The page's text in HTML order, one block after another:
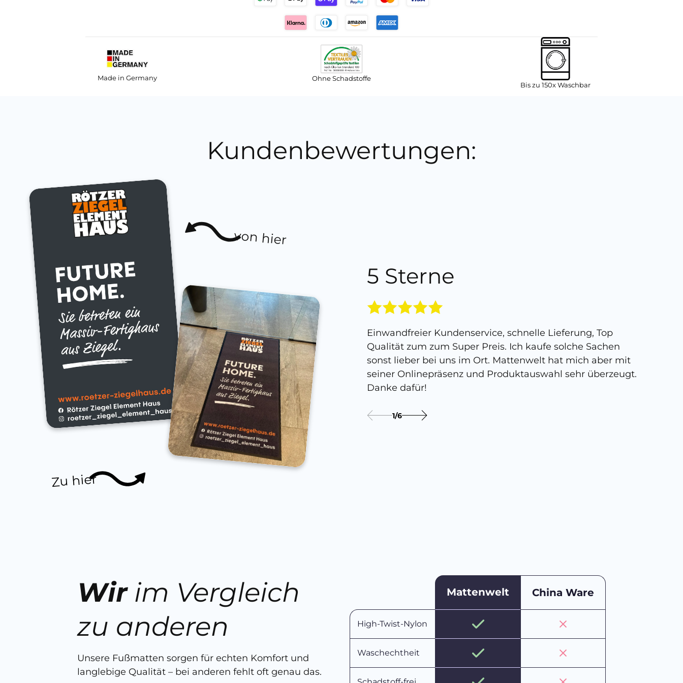
Made in Germany
Ohne Schadstoffe
Bis zu 150x Waschbar
Kundenbewertungen:
Zu hier
von hier
5 Sterne
Einwandfreier Kundenservice, schnelle Lieferung, Top
Qualität zum zum Super Preis. Ich kaufe solche Sachen
sonst lieber bei uns im Ort. Mattenwelt hat mich aber mit
seiner Onlinepräsenz und Produktauswahl sehr überzeugt.
Danke dafür!
1/6
Wirim Vergleich
zu anderen
Unsere Fußmatten sorgen für echten Komfort und
langlebige Qualität – bei anderen fehlt oft genau das.
Mattenwelt China Ware
High-Twist-Nylon
Waschechtheit